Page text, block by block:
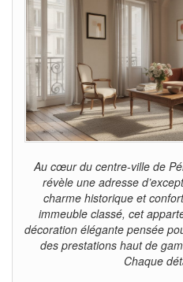
Au cœur du centre-ville de
révèle une adresse
charme historique et
immeuble classé, cet
décoration élégante pensée
des prestations haut de
Chaque